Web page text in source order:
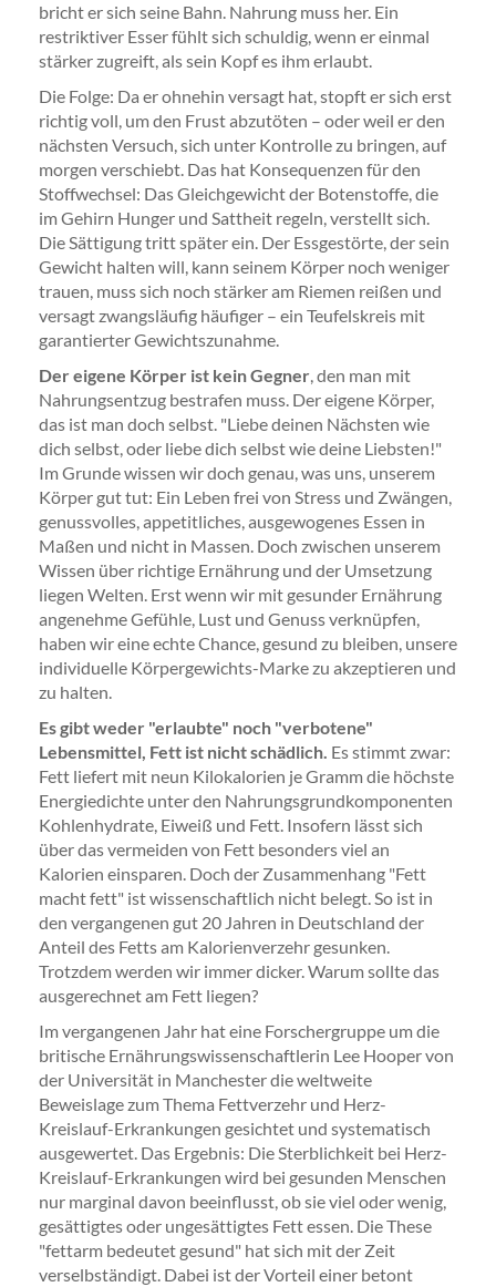
bricht er sich seine Bahn. Nahrung muss her. Ein
restriktiver Esser fühlt sich schuldig, wenn er einmal
stärker zugreift, als sein Kopf es ihm erlaubt.
Die Folge: Da er ohnehin versagt hat, stopft er sich erst
richtig voll, um den Frust abzutöten – oder weil er den
nächsten Versuch, sich unter Kontrolle zu bringen, auf
morgen verschiebt. Das hat Konsequenzen für den
Stoffwechsel: Das Gleichgewicht der Botenstoffe, die
im Gehirn Hunger und Sattheit regeln, verstellt sich.
Die Sättigung tritt später ein. Der Essgestörte, der sein
Gewicht halten will, kann seinem Körper noch weniger
trauen, muss sich noch stärker am Riemen reißen und
versagt zwangsläufig häufiger – ein Teufelskreis mit
garantierter Gewichtszunahme.
Der eigene Körper ist kein Gegner, den man mit
Nahrungsentzug bestrafen muss. Der eigene Körper,
das ist man doch selbst. "Liebe deinen Nächsten wie
dich selbst, oder liebe dich selbst wie deine Liebsten!"
Im Grunde wissen wir doch genau, was uns, unserem
Körper gut tut: Ein Leben frei von Stress und Zwängen,
genussvolles, appetitliches, ausgewogenes Essen in
Maßen und nicht in Massen. Doch zwischen unserem
Wissen über richtige Ernährung und der Umsetzung
liegen Welten. Erst wenn wir mit gesunder Ernährung
angenehme Gefühle, Lust und Genuss verknüpfen,
haben wir eine echte Chance, gesund zu bleiben, unsere
individuelle Körpergewichts-Marke zu akzeptieren und
zu halten.
Es gibt weder "erlaubte" noch "verbotene"
Lebensmittel, Fett ist nicht schädlich. Es stimmt zwar:
Fett liefert mit neun Kilokalorien je Gramm die höchste
Energiedichte unter den Nahrungsgrundkomponenten
Kohlenhydrate, Eiweiß und Fett. Insofern lässt sich
über das vermeiden von Fett besonders viel an
Kalorien einsparen. Doch der Zusammenhang "Fett
macht fett" ist wissenschaftlich nicht belegt. So ist in
den vergangenen gut 20 Jahren in Deutschland der
Anteil des Fetts am Kalorienverzehr gesunken.
Trotzdem werden wir immer dicker. Warum sollte das
ausgerechnet am Fett liegen?
Im vergangenen Jahr hat eine Forschergruppe um die
britische Ernährungswissenschaftlerin Lee Hooper von
der Universität in Manchester die weltweite
Beweislage zum Thema Fettverzehr und Herz-
Kreislauf-Erkrankungen gesichtet und systematisch
ausgewertet. Das Ergebnis: Die Sterblichkeit bei Herz-
Kreislauf-Erkrankungen wird bei gesunden Menschen
nur marginal davon beeinflusst, ob sie viel oder wenig,
gesättigtes oder ungesättigtes Fett essen. Die These
"fettarm bedeutet gesund" hat sich mit der Zeit
verselbständigt. Dabei ist der Vorteil einer betont